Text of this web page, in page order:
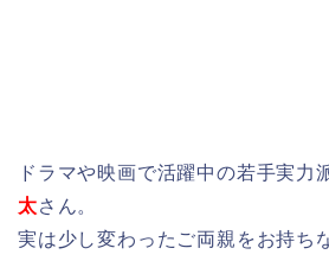
ドラマや映画で活躍中の若手実力
太さん。
実は少し変わったご両親をお持ち